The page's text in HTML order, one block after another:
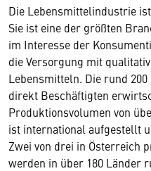
Die Lebensmittelindustrie
Sie ist eine der größten
im Interesse der
die Versorgung mit
Lebensmitteln. Die rund
direkt Beschäftigten
Produktionsvolumen von
ist international aufgestellt
Zwei von drei in Österreich
werden in über 180 Länder